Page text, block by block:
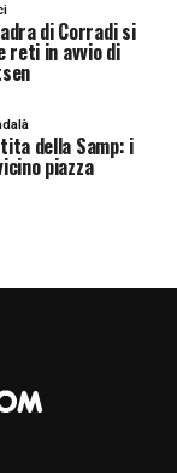
di Corradi si
reti in avvio di
della Samp: i
piazza